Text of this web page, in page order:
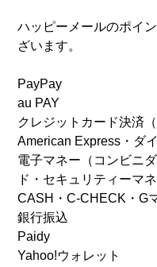
ハッピーメールのポイ
ざいます。
PayPay
au PAY
クレジットカード決済
American Express・ダ
電子マネー（コンビニ
ド・セキュリティーマ
CASH・C-CHECK・G
銀行振込
Paidy
Yahoo!ウォレット